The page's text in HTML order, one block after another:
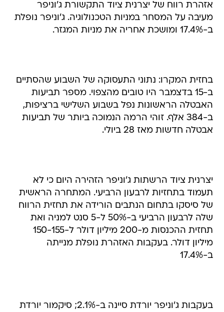
אזהרת רווח של יצרנית ציוד התקשורת ג'וניפר
מעיבה על המסחר במניות הטכנולוגיה. ג'וניפר נופלת
ב-17.4% ומושכת אחריה את מניות המגזר.
בחזית המקרו: נתוני התעסוקה של השבוע שהסתיים
ב-15 בדצמבר היו טובים מהצפוי. מספר תביעות
האבטלה הראשונות נפל בשבוע השלישי ברציפות,
ב-384 אלף. זוהי הרמה הנמוכה ביותר של תביעות
אבטלה חדשות מאז 28 ביולי.
יצרנית ציוד הרשתות ג'וניפר הזהירה היום כי לא
תעמוד בתחזיות לרבעון הרביעי. המתחרה הראשית
של סיסקו בתחום הנתבים הורידה את תחזית הרווח
שלה לרבעון הרביעי ב-50% ל-5 סנט למניה ואת
תחזית ההכנסות מ-200 מיליון דולר ל-150-155
מיליון דולר. בעקבות האזהרת נופלת מנייתה
ב-17.4%
בעקבות ג'וניפר יורדת סיינה ב-2.1%; סיקמור יורדת